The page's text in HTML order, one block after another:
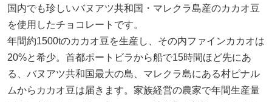
国内でも珍しいバヌアツ共和国・マレクラ島産のカカオ豆
を使用したチョコレートです。
年間約1500tのカカオ豆を生産し、その内ファインカカオは
20%と希少。首都ポートビラから船で15時間ほど先にあ
る、バヌアツ共和国最大の島、マレクラ島にある村ピナル
ムからカカオ豆は届きます。家族経営の農家で年間生産量